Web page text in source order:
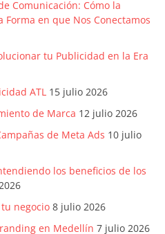
Comunicación: Cómo la
Forma en que Nos Conectamos
tu Publicidad en la Era
ATL 15 julio 2026
de Marca 12 julio 2026
de Meta Ads 10 julio
los beneficios de los
negocio 8 julio 2026
en Medellín 7 julio 2026